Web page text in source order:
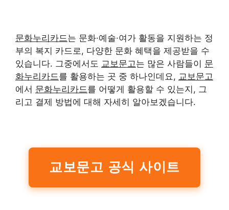
문화누리카드는 문화·예술·여가 활동을 지원하는 정
부의 복지 카드로, 다양한 문화 혜택을 제공받을 수
있습니다. 그중에서도 교보문고는 많은 사람들이 문
화누리카드를 활용하는 곳 중 하나인데요, 교보문고
에서 문화누리카드를 어떻게 활용할 수 있는지, 그
리고 결제 방법에 대해 자세히 알아보겠습니다.
교보문고 공식 사이트